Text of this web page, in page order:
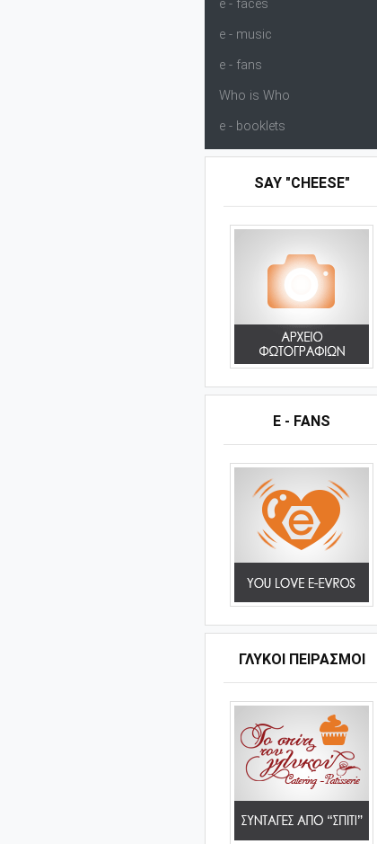
e - faces
e - music
e - fans
Who is Who
e - booklets
SAY "CHEESE"
E - FANS
ΓΛΥΚΟΊ ΠΕΙΡΑΣΜΟΊ